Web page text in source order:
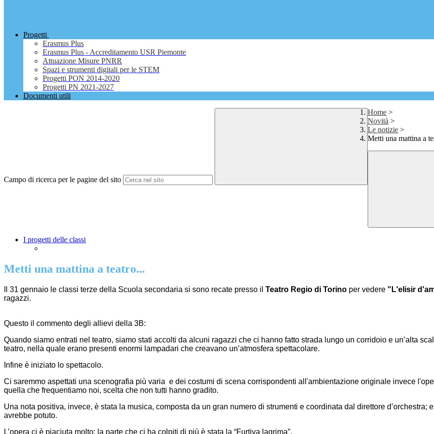
Progetti
Erasmus Plus
Erasmus Plus - Accreditamento USR Piemonte
Attuazione Misure PNRR
Spazi e strumenti digitali per le STEM
Progetti PON 2014-2020
Progetti PN 2021-2027
Documenti utili
Campo di ricerca per le pagine del sito
Home >
Novità >
Le notizie >
Metti una mattina a
I progetti delle classi
Metti una mattina a teatro...
Il 31 gennaio le classi terze della Scuola secondaria si sono recate presso il Teatro Regio di Torino per vedere "L'elisir
ragazzi.
Questo il commento degli allievi della 3B:
Quando siamo entrati nel teatro, siamo stati accolti da alcuni ragazzi che ci hanno fatto strada lungo un corridoio e un’alta
teatro, nella quale erano presenti enormi lampadari che creavano un’atmosfera spettacolare.
Infine è iniziato lo spettacolo.
Ci saremmo aspettati una scenografia più varia e dei costumi di scena corrispondenti all'ambientazione originale invece
quella che frequentiamo noi, scelta che non tutti hanno gradito.
Una nota positiva, invece, è stata la musica, composta da un gran numero di strumenti e coordinata dal direttore
avrebbe potuto.
L’opera ci è piaciuta molto: la parte che ci ha colpiti di più è stata la “Furtiva lagrima”.